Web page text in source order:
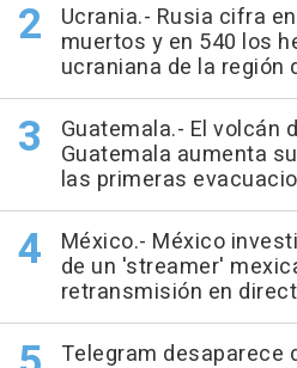
Ucrania.- Rusia cifra
muertos y en 540 los
ucraniana de la región
Guatemala.- El volcán
Guatemala aumenta
las primeras
México.- México
de un 'streamer'
retransmisión en
Telegram desaparece